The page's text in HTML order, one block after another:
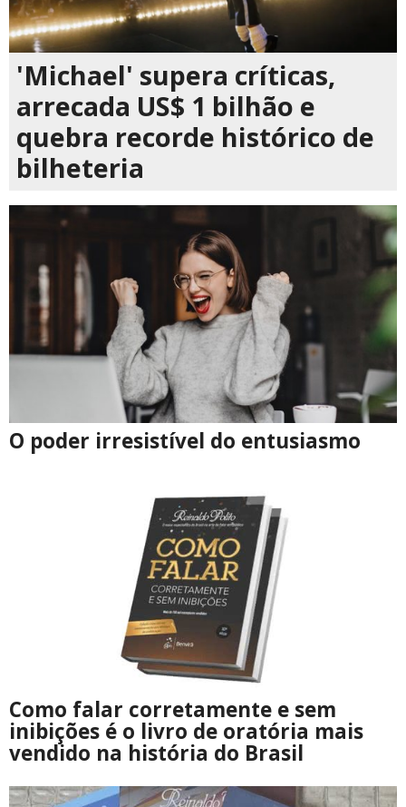
'Michael' supera críticas,
arrecada US$ 1 bilhão e
quebra recorde histórico de
bilheteria
O poder irresistível do entusiasmo
Como falar corretamente e sem
inibições é o livro de oratória mais
vendido na história do Brasil